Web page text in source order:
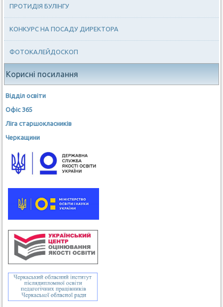
ПРОТИДІЯ БУЛІНГУ
КОНКУРС НА ПОСАДУ ДИРЕКТОРА
ФОТОКАЛЕЙДОСКОП
Корисні посилання
Відділ освіти
Офіс 365
Ліга старшокласників
Черкащини